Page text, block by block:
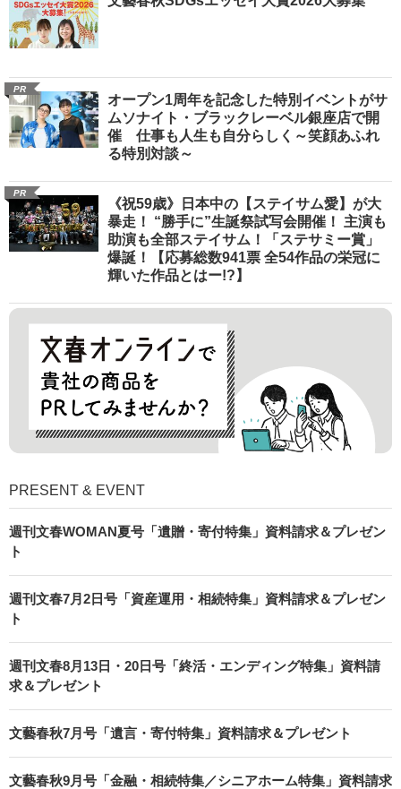
PR
オープン1周年を記念した特別イベントがサ
ムソナイト・ブラックレーベル銀座店で開
催 仕事も人生も自分らしく～笑顔あふれ
る特別対談～
PR
《祝59歳》日本中の【ステイサム愛】が大
暴走！ “勝手に”生誕祭試写会開催！ 主演も
助演も全部ステイサム！「ステサミー賞」
爆誕！【応募総数941票 全54作品の栄冠に
輝いた作品とはー!?】
PRESENT & EVENT
週刊文春WOMAN夏号「遺贈・寄付特集」資料請求＆プレゼン
ト
週刊文春7月2日号「資産運用・相続特集」資料請求＆プレゼン
ト
週刊文春8月13日・20日号「終活・エンディング特集」資料請
求＆プレゼント
文藝春秋7月号「遺言・寄付特集」資料請求＆プレゼント
文藝春秋9月号「金融・相続特集／シニアホーム特集」資料請求